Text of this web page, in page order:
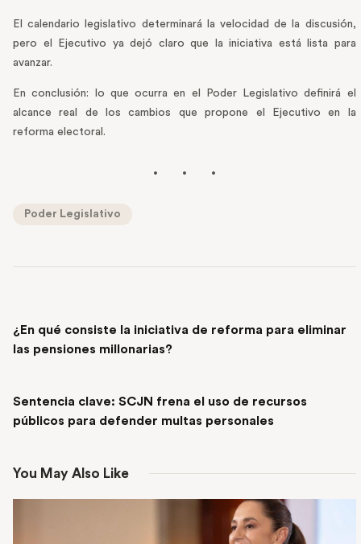
El calendario legislativo determinará la velocidad de la discusión,
pero el Ejecutivo ya dejó claro que la iniciativa está lista para
avanzar.
En conclusión: lo que ocurra en el Poder Legislativo definirá el
alcance real de los cambios que propone el Ejecutivo en la
reforma electoral.
Poder Legislativo
¿En qué consiste la iniciativa de reforma para eliminar
las pensiones millonarias?
Sentencia clave: SCJN frena el uso de recursos
públicos para defender multas personales
You May Also Like